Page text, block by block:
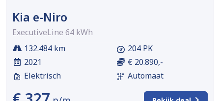
Kia e-Niro
ExecutiveLine 64 kWh
132.484 km
2021
Elektrisch
204 PK
€ 20.890,-
Automaat